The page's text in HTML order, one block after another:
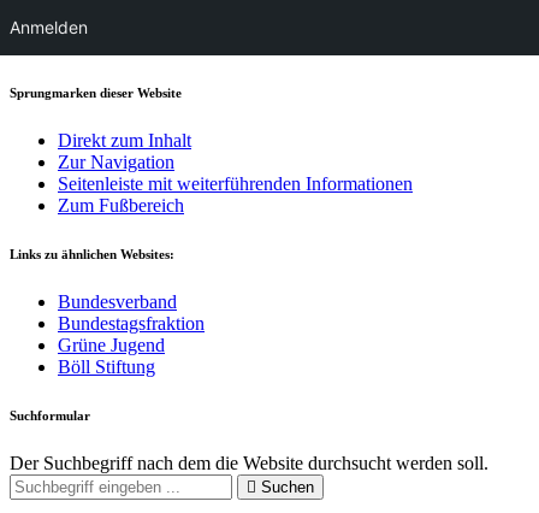
Sprungmarken dieser Website
Direkt zum Inhalt
Zur Navigation
Seitenleiste mit weiterführenden Informationen
Zum Fußbereich
Links zu ähnlichen Websites:
Bundesverband
Bundestagsfraktion
Grüne Jugend
Böll Stiftung
Suchformular
Der Suchbegriff nach dem die Website durchsucht werden soll.
Suchen
Anmelden